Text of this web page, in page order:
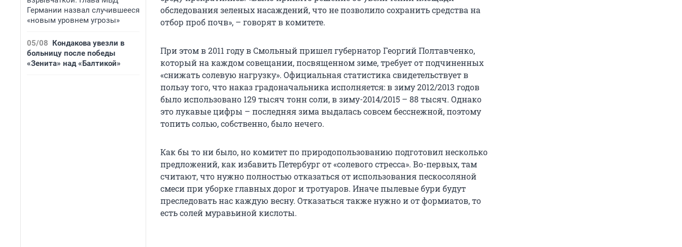
Германии назвал случившееся
«новым уровнем угрозы»
05/08 Кондакова увезли в
больницу после победы
«Зенита» над «Балтикой»
обследования зеленых насаждений, что не позволило сохранить средства на
отбор проб почв», – говорят в комитете.
При этом в 2011 году в Смольный пришел губернатор Георгий Полтавченко,
который на каждом совещании, посвященном зиме, требует от подчиненных
«снижать солевую нагрузку». Официальная статистика свидетельствует в
пользу того, что наказ градоначальника исполняется: в зиму 2012/2013 годов
было использовано 129 тысяч тонн соли, в зиму-2014/2015 – 88 тысяч. Однако
это лукавые цифры – последняя зима выдалась совсем бесснежной, поэтому
топить солью, собственно, было нечего.
Как бы то ни было, но комитет по природопользованию подготовил несколько
предложений, как избавить Петербург от «солевого стресса». Во-первых, там
считают, что нужно полностью отказаться от использования пескосоляной
смеси при уборке главных дорог и тротуаров. Иначе пылевые бури будут
преследовать нас каждую весну. Отказаться также нужно и от формиатов, то
есть солей муравьиной кислоты.